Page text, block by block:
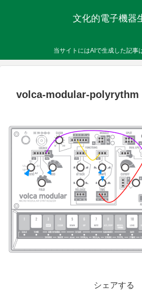
文化的電子機器
当サイトにはAIで生成した記事
volca-modular-polyrythm
シェアする